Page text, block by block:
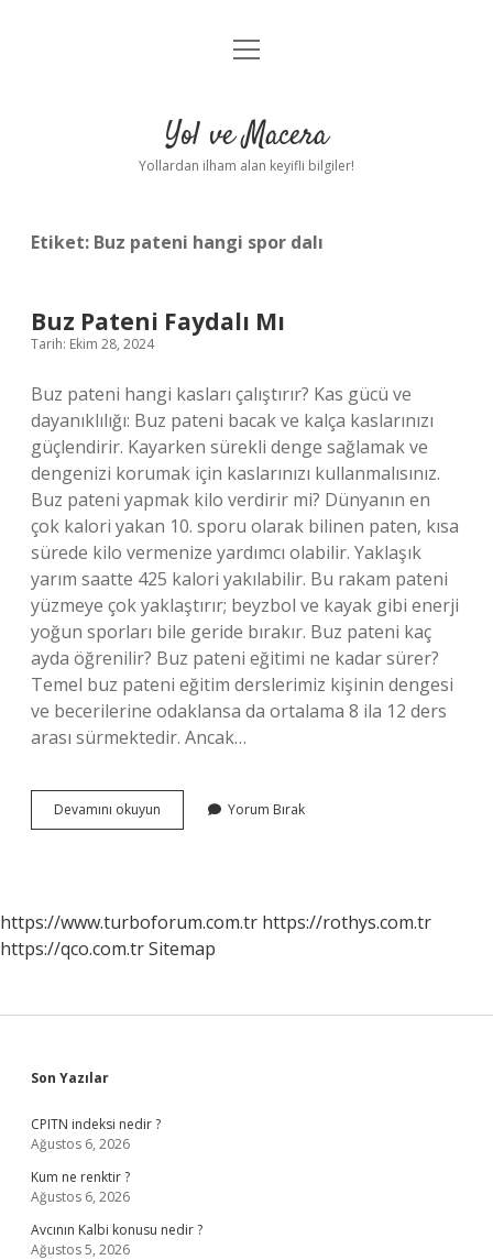
Anasayfa
Yasal Uyarı
menüyü
Yol ve Macera
Yollardan ilham alan keyifli bilgiler!
Etiket: Buz pateni hangi spor dalı
Buz Pateni Faydalı Mı
Tarih: Ekim 28, 2024
Buz pateni hangi kasları çalıştırır? Kas gücü ve
dayanıklılığı: Buz pateni bacak ve kalça kaslarınızı
güçlendirir. Kayarken sürekli denge sağlamak ve
dengenizi korumak için kaslarınızı kullanmalısınız.
Buz pateni yapmak kilo verdirir mi? Dünyanın en
çok kalori yakan 10. sporu olarak bilinen paten, kısa
sürede kilo vermenize yardımcı olabilir. Yaklaşık
yarım saatte 425 kalori yakılabilir. Bu rakam pateni
yüzmeye çok yaklaştırır; beyzbol ve kayak gibi enerji
yoğun sporları bile geride bırakır. Buz pateni kaç
ayda öğrenilir? Buz pateni eğitimi ne kadar sürer?
Temel buz pateni eğitim derslerimiz kişinin dengesi
ve becerilerine odaklansa da ortalama 8 ila 12 ders
arası sürmektedir. Ancak…
Devamını okuyun
Pateni
Yorum Bırak
https://www.turboforum.com.tr https://rothys.com.tr
https://qco.com.trSitemap
Sidebar
Son Yazılar
CPITN indeksi nedir ?
Ağustos 6, 2026
Kum ne renktir ?
Ağustos 6, 2026
Avcının Kalbi konusu nedir ?
Ağustos 5, 2026